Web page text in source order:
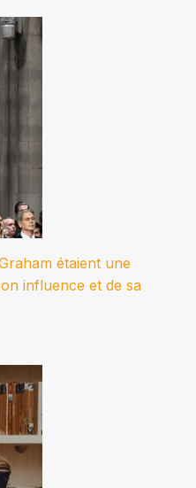
étaient une
influence et de sa